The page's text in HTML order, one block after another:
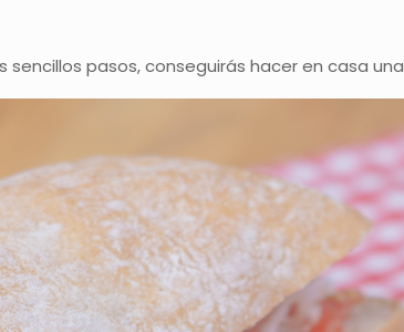
pasos, conseguirás hacer en casa una